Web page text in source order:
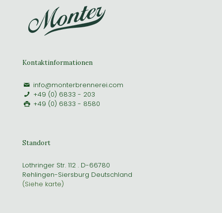
Kontaktinformationen
info@monterbrennerei.com
+49 (0) 6833 - 203
+49 (0) 6833 - 8580
Standort
Lothringer Str. 112 . D-66780
Rehlingen-Siersburg Deutschland
(Siehe karte)